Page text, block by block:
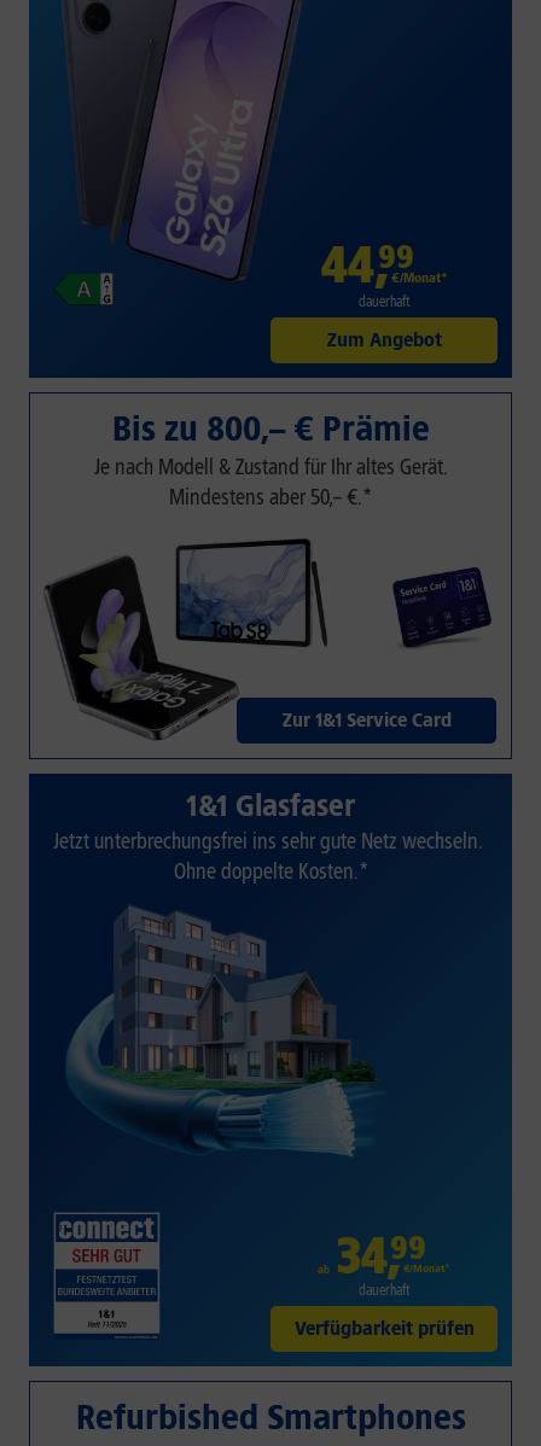
44,99
€/Monat*
dauerhaft
Zum Angebot
Bis zu 800,– € Prämie
Je nach Modell & Zustand für Ihr altes Gerät.
Mindestens aber 50,– €.*
Zur 1&1 Service Card
1&1 Glasfaser
Jetzt unterbrechungsfrei ins sehr gute Netz wechseln.
Ohne doppelte Kosten.*
ab 34,99
€/Monat*
dauerhaft
Verfügbarkeit prüfen
Refurbished Smartphones